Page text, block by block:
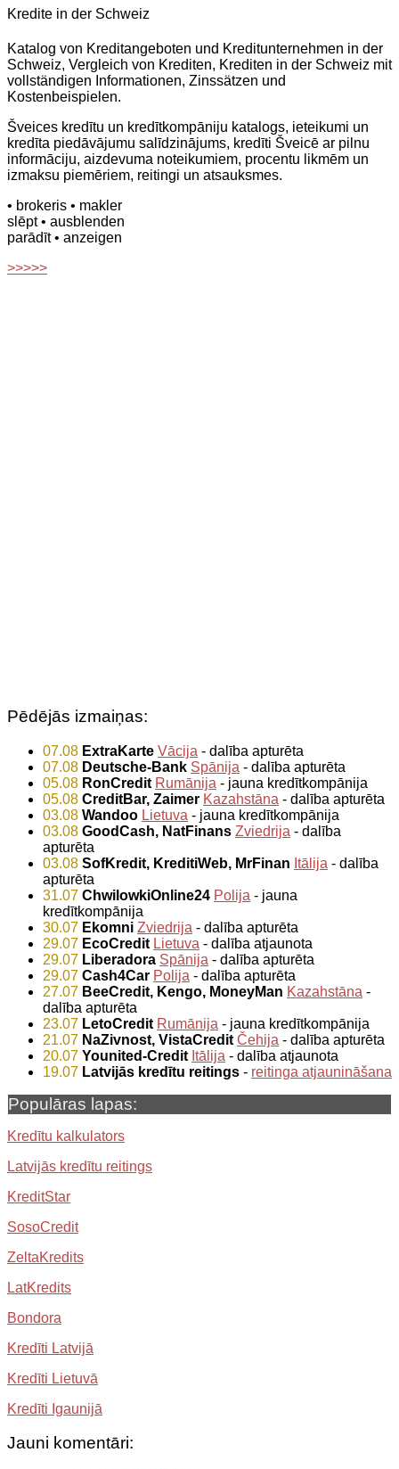
Kredite in der Schweiz
Katalog von Kreditangeboten und Kreditunternehmen in der
Schweiz, Vergleich von Krediten, Krediten in der Schweiz mit
vollständigen Informationen, Zinssätzen und
Kostenbeispielen.
Šveices kredītu un kredītkompāniju katalogs, ieteikumi un
kredīta piedāvājumu salīdzinājums, kredīti Šveicē ar pilnu
informāciju, aizdevuma noteikumiem, procentu likmēm un
izmaksu piemēriem, reitingi un atsauksmes.
• brokeris • makler
slēpt• ausblenden
parādīt• anzeigen
>>>>>
Pēdējās izmaiņas:
07.08 ExtraKarte Vācija - dalība apturēta
07.08 Deutsche-Bank Spānija - dalība apturēta
05.08 RonCredit Rumānija - jauna kredītkompānija
05.08 CreditBar, Zaimer Kazahstāna - dalība apturēta
03.08 Wandoo Lietuva - jauna kredītkompānija
03.08 GoodCash, NatFinans Zviedrija - dalība
apturēta
03.08 SofKredit, KreditiWeb, MrFinan Itālija - dalība
apturēta
31.07 ChwilowkiOnline24 Polija - jauna
kredītkompānija
30.07 Ekomni Zviedrija - dalība apturēta
29.07 EcoCredit Lietuva - dalība atjaunota
29.07 Liberadora Spānija - dalība apturēta
29.07 Cash4Car Polija - dalība apturēta
27.07 BeeCredit, Kengo, MoneyMan Kazahstāna -
dalība apturēta
23.07 LetoCredit Rumānija - jauna kredītkompānija
21.07 NaZivnost, VistaCredit Čehija - dalība apturēta
20.07 Younited-Credit Itālija - dalība atjaunota
19.07 Latvijās kredītu reitings - reitinga atjaunināšana
Populāras lapas:
Kredītu kalkulators
Latvijās kredītu reitings
KreditStar
SosoCredit
ZeltaKredits
LatKredits
Bondora
Kredīti Latvijā
Kredīti Lietuvā
Kredīti Igaunijā
Jauni komentāri: